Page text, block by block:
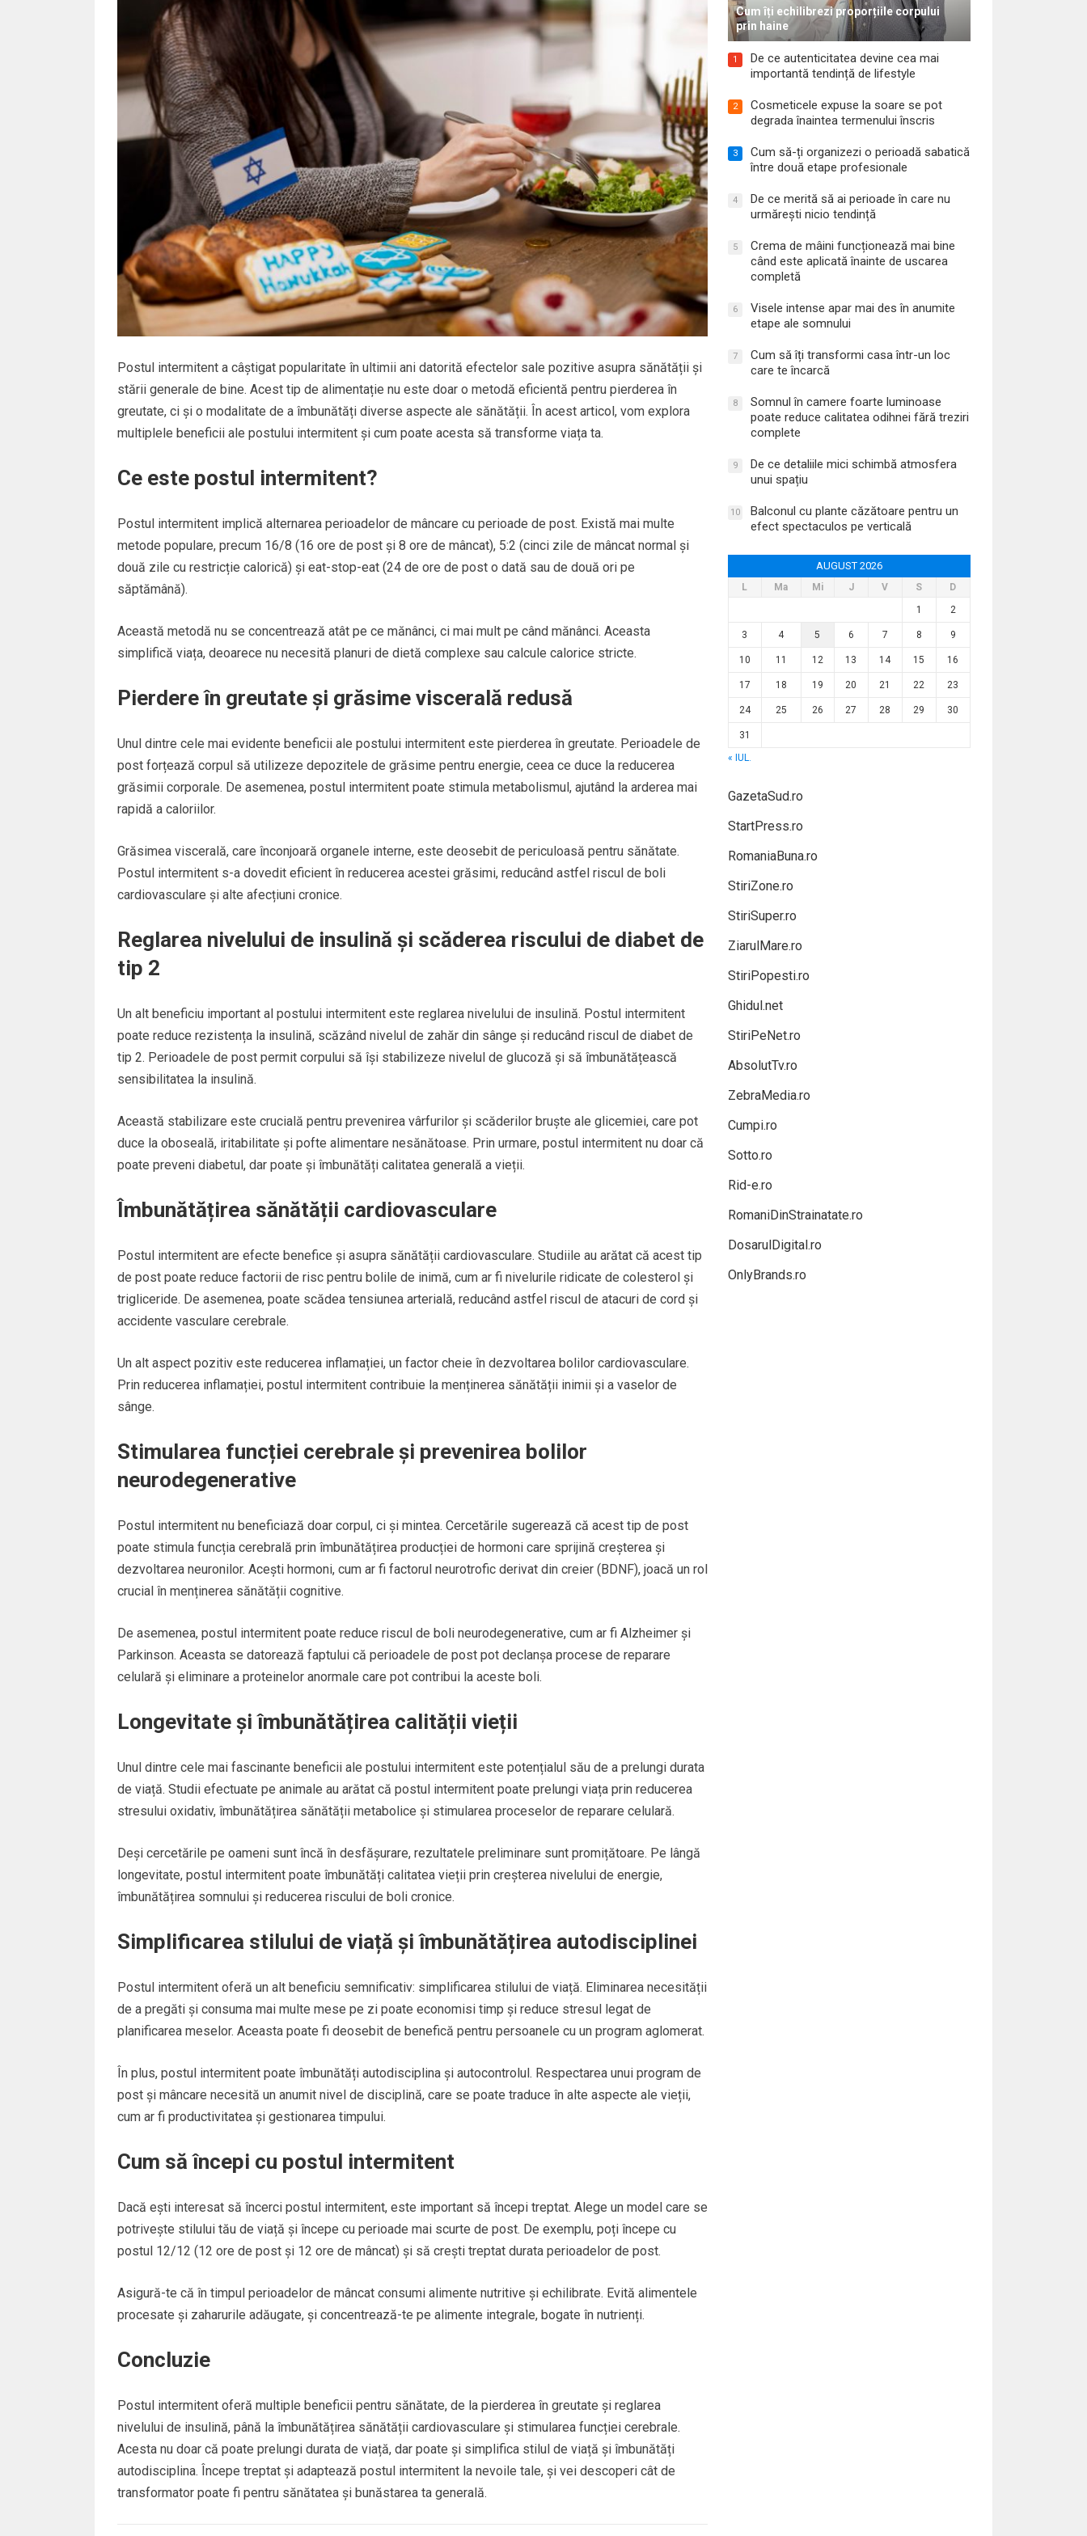
Postul intermitent a câștigat popularitate în ultimii ani datorită efectelor sale pozitive asupra sănătății și
stării generale de bine. Acest tip de alimentație nu este doar o metodă eficientă pentru pierderea în
greutate, ci și o modalitate de a îmbunătăți diverse aspecte ale sănătății. În acest articol, vom explora
multiplele beneficii ale postului intermitent și cum poate acesta să transforme viața ta.
Ce este postul intermitent?
Postul intermitent implică alternarea perioadelor de mâncare cu perioade de post. Există mai multe
metode populare, precum 16/8 (16 ore de post și 8 ore de mâncat), 5:2 (cinci zile de mâncat normal și
două zile cu restricție calorică) și eat-stop-eat (24 de ore de post o dată sau de două ori pe
săptămână).
Această metodă nu se concentrează atât pe ce mănânci, ci mai mult pe când mănânci. Aceasta
simplifică viața, deoarece nu necesită planuri de dietă complexe sau calcule calorice stricte.
Pierdere în greutate și grăsime viscerală redusă
Unul dintre cele mai evidente beneficii ale postului intermitent este pierderea în greutate. Perioadele de
post forțează corpul să utilizeze depozitele de grăsime pentru energie, ceea ce duce la reducerea
grăsimii corporale. De asemenea, postul intermitent poate stimula metabolismul, ajutând la arderea mai
rapidă a caloriilor.
Grăsimea viscerală, care înconjoară organele interne, este deosebit de periculoasă pentru sănătate.
Postul intermitent s-a dovedit eficient în reducerea acestei grăsimi, reducând astfel riscul de boli
cardiovasculare și alte afecțiuni cronice.
Reglarea nivelului de insulină și scăderea riscului de diabet de
tip 2
Un alt beneficiu important al postului intermitent este reglarea nivelului de insulină. Postul intermitent
poate reduce rezistența la insulină, scăzând nivelul de zahăr din sânge și reducând riscul de diabet de
tip 2. Perioadele de post permit corpului să își stabilizeze nivelul de glucoză și să îmbunătățească
sensibilitatea la insulină.
Această stabilizare este crucială pentru prevenirea vârfurilor și scăderilor bruște ale glicemiei, care pot
duce la oboseală, iritabilitate și pofte alimentare nesănătoase. Prin urmare, postul intermitent nu doar că
poate preveni diabetul, dar poate și îmbunătăți calitatea generală a vieții.
Îmbunătățirea sănătății cardiovasculare
Postul intermitent are efecte benefice și asupra sănătății cardiovasculare. Studiile au arătat că acest tip
de post poate reduce factorii de risc pentru bolile de inimă, cum ar fi nivelurile ridicate de colesterol și
trigliceride. De asemenea, poate scădea tensiunea arterială, reducând astfel riscul de atacuri de cord și
accidente vasculare cerebrale.
Un alt aspect pozitiv este reducerea inflamației, un factor cheie în dezvoltarea bolilor cardiovasculare.
Prin reducerea inflamației, postul intermitent contribuie la menținerea sănătății inimii și a vaselor de
sânge.
Stimularea funcției cerebrale și prevenirea bolilor
neurodegenerative
Postul intermitent nu beneficiază doar corpul, ci și mintea. Cercetările sugerează că acest tip de post
poate stimula funcția cerebrală prin îmbunătățirea producției de hormoni care sprijină creșterea și
dezvoltarea neuronilor. Acești hormoni, cum ar fi factorul neurotrofic derivat din creier (BDNF), joacă un rol
crucial în menținerea sănătății cognitive.
De asemenea, postul intermitent poate reduce riscul de boli neurodegenerative, cum ar fi Alzheimer și
Parkinson. Aceasta se datorează faptului că perioadele de post pot declanșa procese de reparare
celulară și eliminare a proteinelor anormale care pot contribui la aceste boli.
Longevitate și îmbunătățirea calității vieții
Unul dintre cele mai fascinante beneficii ale postului intermitent este potențialul său de a prelungi durata
de viață. Studii efectuate pe animale au arătat că postul intermitent poate prelungi viața prin reducerea
stresului oxidativ, îmbunătățirea sănătății metabolice și stimularea proceselor de reparare celulară.
Deși cercetările pe oameni sunt încă în desfășurare, rezultatele preliminare sunt promițătoare. Pe lângă
longevitate, postul intermitent poate îmbunătăți calitatea vieții prin creșterea nivelului de energie,
îmbunătățirea somnului și reducerea riscului de boli cronice.
Simplificarea stilului de viață și îmbunătățirea autodisciplinei
Postul intermitent oferă un alt beneficiu semnificativ: simplificarea stilului de viață. Eliminarea necesității
de a pregăti și consuma mai multe mese pe zi poate economisi timp și reduce stresul legat de
planificarea meselor. Aceasta poate fi deosebit de benefică pentru persoanele cu un program aglomerat.
În plus, postul intermitent poate îmbunătăți autodisciplina și autocontrolul. Respectarea unui program de
post și mâncare necesită un anumit nivel de disciplină, care se poate traduce în alte aspecte ale vieții,
cum ar fi productivitatea și gestionarea timpului.
Cum să începi cu postul intermitent
Dacă ești interesat să încerci postul intermitent, este important să începi treptat. Alege un model care se
potrivește stilului tău de viață și începe cu perioade mai scurte de post. De exemplu, poți începe cu
postul 12/12 (12 ore de post și 12 ore de mâncat) și să crești treptat durata perioadelor de post.
Asigură-te că în timpul perioadelor de mâncat consumi alimente nutritive și echilibrate. Evită alimentele
procesate și zaharurile adăugate, și concentrează-te pe alimente integrale, bogate în nutrienți.
Concluzie
Postul intermitent oferă multiple beneficii pentru sănătate, de la pierderea în greutate și reglarea
nivelului de insulină, până la îmbunătățirea sănătății cardiovasculare și stimularea funcției cerebrale.
Acesta nu doar că poate prelungi durata de viață, dar poate și simplifica stilul de viață și îmbunătăți
autodisciplina. Începe treptat și adaptează postul intermitent la nevoile tale, și vei descoperi cât de
transformator poate fi pentru sănătatea și bunăstarea ta generală.
Cum îți echilibrezi proporțiile corpului
prin haine
1
De ce autenticitatea devine cea mai
importantă tendință de lifestyle
2
Cosmeticele expuse la soare se pot
degrada înaintea termenului înscris
3
Cum să-ți organizezi o perioadă sabatică
între două etape profesionale
4
De ce merită să ai perioade în care nu
urmărești nicio tendință
5
Crema de mâini funcționează mai bine
când este aplicată înainte de uscarea
completă
6
Visele intense apar mai des în anumite
etape ale somnului
7
Cum să îți transformi casa într-un loc
care te încarcă
8
Somnul în camere foarte luminoase
poate reduce calitatea odihnei fără treziri
complete
9
De ce detaliile mici schimbă atmosfera
unui spațiu
10
Balconul cu plante căzătoare pentru un
efect spectaculos pe verticală
AUGUST 2026
L Ma Mi J V S
D
1
2
3 4 5 6 7 8 9
10 11 12 13 14 15 16
17 18 19 20 21 22 23
24 25 26 27 28 29 30
31
« IUL.
GazetaSud.ro
StartPress.ro
RomaniaBuna.ro
StiriZone.ro
StiriSuper.ro
ZiarulMare.ro
StiriPopesti.ro
Ghidul.net
StiriPeNet.ro
AbsolutTv.ro
ZebraMedia.ro
Cumpi.ro
Sotto.ro
Rid-e.ro
RomaniDinStrainatate.ro
DosarulDigital.ro
OnlyBrands.ro